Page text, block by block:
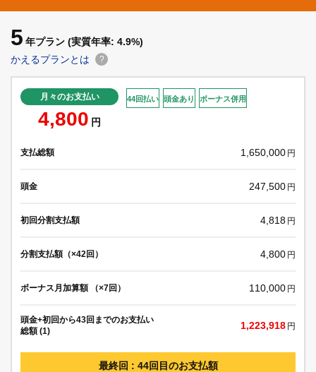
5 年プラン (実質年率: 4.9%)
かえるプランとは
?
月々のお支払い
4,800 円
44回払い 頭金あり ボーナス併用
支払総額 1,650,000 円
頭金 247,500 円
初回分割支払額 4,818 円
分割支払額（×42回） 4,800 円
ボーナス月加算額 （×7回） 110,000 円
頭金+初回から43回までのお支払い
総額 (1)
1,223,918 円
最終回 : 44回目のお支払額